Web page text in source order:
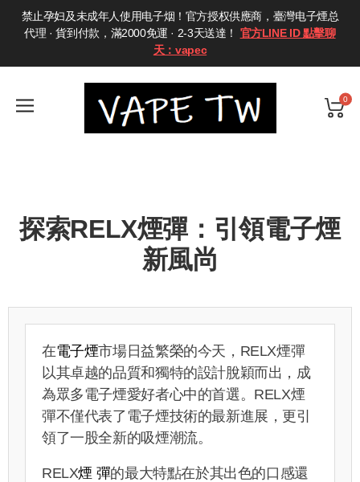
禁止孕妇及未成年人使用电子烟！官方授权供應商，臺灣电子煙总
代理 · 貨到付款，滿2000免運 · 2-3天送達！ 官方LINE ID 點擊聊
天：vapec
0
探索RELX煙彈：引領電子煙
新風尚
在電子煙市場日益繁榮的今天，RELX煙彈
以其卓越的品質和獨特的設計脫穎而出，成
為眾多電子煙愛好者心中的首選。RELX煙
彈不僅代表了電子煙技術的最新進展，更引
領了一股全新的吸煙潮流。
RELX煙 彈的最大特點在於其出色的口感還